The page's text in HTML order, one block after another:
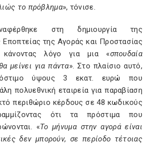
το πρόβλημα», τόνισε.
στη δημιουργία της
της Αγοράς και Προστασίας
κάνοντας λόγο για μια «σπουδαία
μείνει για πάντα». Στο πλαίσιο αυτό,
ύψους 3 εκατ. ευρώ που
πολυεθνική εταιρεία για παραβίαση
περιθώριο κέρδους σε 48 κωδικούς
ότι τα πρόστιμα που
«Το μήνυμα στην αγορά είναι
δεν μπορούν, σε περίοδο τέτοιας